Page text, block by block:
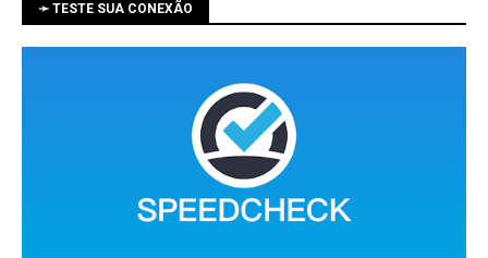
➛ TESTE SUA CONEXÃO